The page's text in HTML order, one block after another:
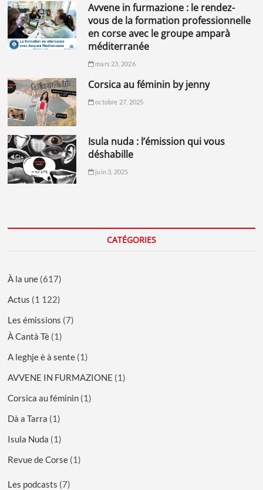
avvene in furmazione : le rendez-
vous de la formation professionnelle
en corse avec le groupe amparà
méditerranée
mars 23, 2026
corsica au féminin by jenny
octobre 27, 2025
isula nuda : l’émission qui vous
déshabille
juin 3, 2025
CATÉGORIES
À la une (617)
Actus (1 122)
Les émissions (7)
À Cantà Tè (1)
A leghje è à sente (1)
AVVENE IN FURMAZIONE (1)
Corsica au féminin (1)
Dà a Tarra (1)
Isula Nuda (1)
Revue de Corse (1)
Les podcasts (7)